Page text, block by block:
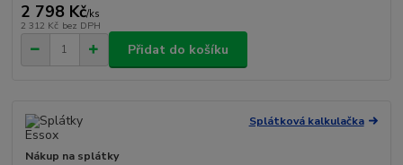
2 798 Kč/ks
2 312 Kč bez DPH
Přidat do košíku
Splátková kalkulačka
Nákup na splátky